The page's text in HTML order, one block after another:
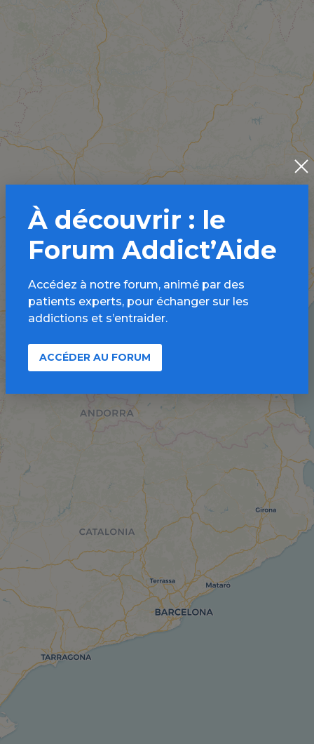
À découvrir : le
Forum Addict’Aide
Accédez à notre forum, animé par des
patients experts, pour échanger sur les
addictions et s’entraider.
ACCÉDER AU FORUM